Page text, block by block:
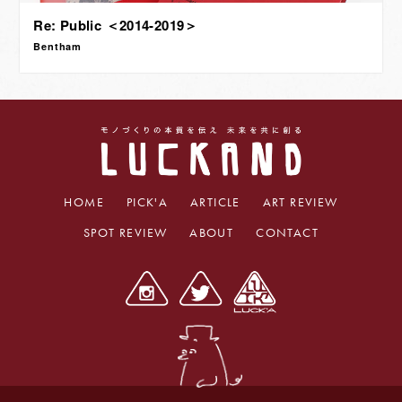
Re: Public ＜2014-2019＞
Bentham
HOME PICK'A ARTICLE
ART REVIEW
SPOT REVIEW
ABOUT CONTACT